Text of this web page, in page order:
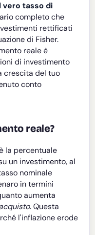
vero tasso di
completo che
rettificati
di Fisher.
reale è
di investimento
crescita del tuo
conto
reale?
la percentuale
un investimento, al
nominale
in termini
aumenta
. Questa
l'inflazione erode